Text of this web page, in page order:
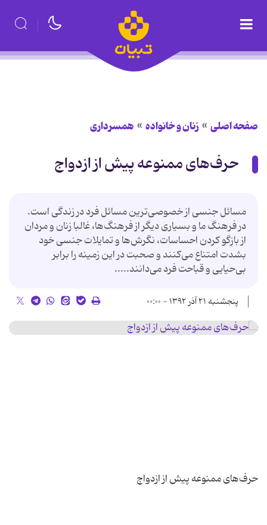
صفحه اصلی زنان و خانواده همسرداری
حرف‌های ممنوعه پیش از ازدواج
مسائل جنسی از خصوصی‌ترین مسائل فرد در زندگی است.
در فرهنگ ما و بسیاری دیگر از فرهنگ‌ها، غالبا زنان و مردان
از بازگو کردن احساسات، نگرش‌ها و تمایلات جنسی خود
بشدت امتناع می‌کنند و صحبت در این زمینه را برابر
بی‌حیایی و قباحت فرد می‌دانند.....
پنجشنبه ۲۱ آذر ۱۳۹۲ - ۰۰:۰۰